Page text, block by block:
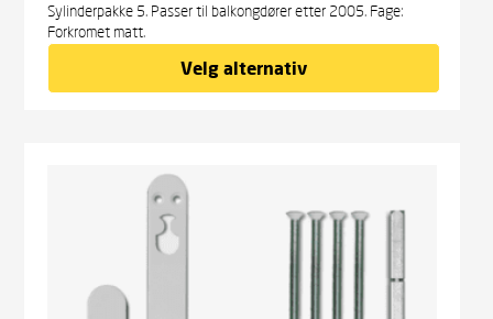
Sylinderpakke 5. Passer til balkongdører etter 2005. Fage:
Forkromet matt.
Velg alternativ